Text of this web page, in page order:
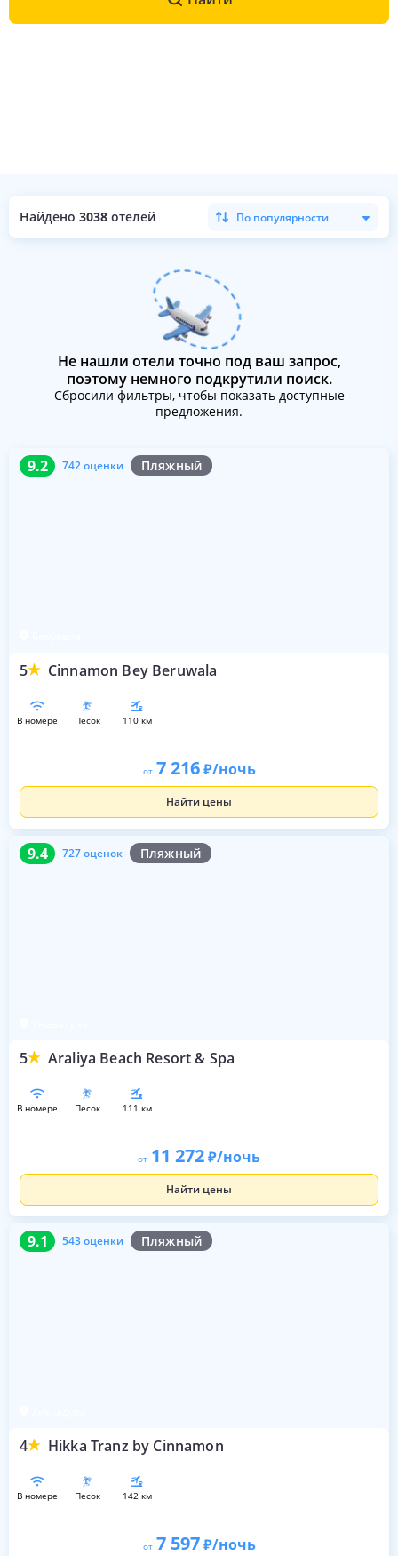
Найдено 3038 отелей По популярности
Не нашли отели точно под ваш запрос,
поэтому немного подкрутили поиск.
Сбросили фильтры, чтобы показать доступные
предложения.
9.2 742 оценки Пляжный
5 Cinnamon Bey Beruwala
9.2 742 оценки
в номере песок 110 км
от 7 216 /ночь
Найти цены
9.4 727 оценок Пляжный
5 Araliya Beach Resort & Spa
9.4 727 оценок
в номере песок 111 км
от 11 272 /ночь
Найти цены
9.1 543 оценки Пляжный
4 Hikka Tranz by Cinnamon
9.1 543 оценки
в номере песок 142 км
от 7 597 /ночь